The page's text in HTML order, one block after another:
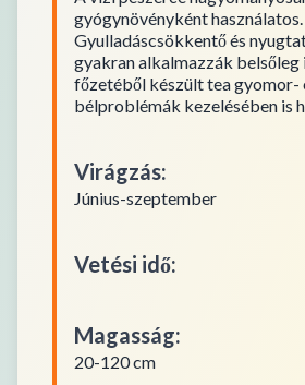
gyógynövényként használatos.
Gyulladáscsökkentő és
gyakran alkalmazzák belsőleg
főzetéből készült tea gyomor-
bélproblémák kezelésében is
Virágzás:
Június-szeptember
Vetési idő:
Magasság:
20-120 cm